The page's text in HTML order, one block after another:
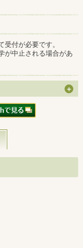
受付が必要です。
が中止される場合があ